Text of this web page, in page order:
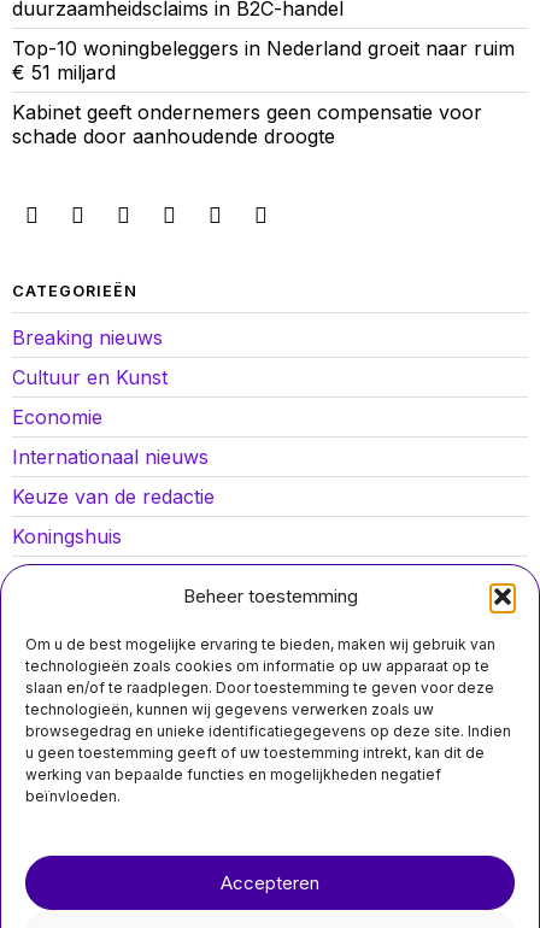
Beheer toestemming
Om u de best mogelijke ervaring te bieden, maken wij gebruik van
technologieën zoals cookies om informatie op uw apparaat op te
slaan en/of te raadplegen. Door toestemming te geven voor deze
technologieën, kunnen wij gegevens verwerken zoals uw
browsegedrag en unieke identificatiegegevens op deze site. Indien
u geen toestemming geeft of uw toestemming intrekt, kan dit de
werking van bepaalde functies en mogelijkheden negatief
beïnvloeden.
Accepteren
duurzaamheidsclaims in B2C-handel
Top-10 woningbeleggers in Nederland groeit naar ruim
€ 51 miljard
Kabinet geeft ondernemers geen compensatie voor
schade door aanhoudende droogte
CATEGORIEËN
Breaking nieuws
Cultuur en Kunst
Economie
Internationaal nieuws
Keuze van de redactie
Koningshuis
Lokaal nieuws
Opinies
Politiek
Sport
nieuwsimpuls.online
MIS HET NIET
Noord-Brabant luidt
alarm voor invasieve
alarmbellen laten rinkelen
nu er een Amerikaanse